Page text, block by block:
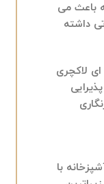
باعث می
داشته
لاکچری
با